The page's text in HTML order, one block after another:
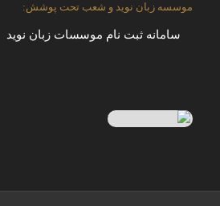
موسسه زبان نوید و شعب تحت پوشش:
سامانه ثبت نام موسسات زبان نوید